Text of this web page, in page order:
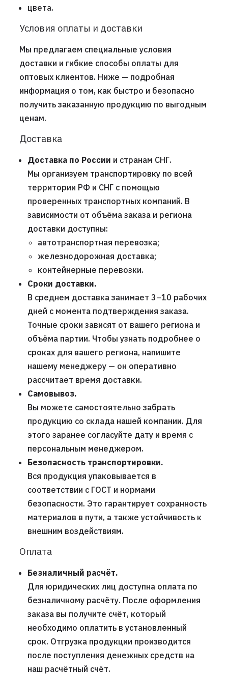
цвета.
Условия оплаты и доставки
Мы предлагаем специальные условия
доставки и гибкие способы оплаты для
оптовых клиентов. Ниже — подробная
информация о том, как быстро и безопасно
получить заказанную продукцию по выгодным
ценам.
Доставка
Доставка по России и странам СНГ.
Мы организуем транспортировку по всей
территории РФ и СНГ с помощью
проверенных транспортных компаний. В
зависимости от объёма заказа и региона
доставки доступны:
автотранспортная перевозка;
железнодорожная доставка;
контейнерные перевозки.
Сроки доставки.
В среднем доставка занимает 3–10 рабочих
дней с момента подтверждения заказа.
Точные сроки зависят от вашего региона и
объёма партии. Чтобы узнать подробнее о
сроках для вашего региона, напишите
нашему менеджеру — он оперативно
рассчитает время доставки.
Самовывоз.
Вы можете самостоятельно забрать
продукцию со склада нашей компании. Для
этого заранее согласуйте дату и время с
персональным менеджером.
Безопасность транспортировки.
Вся продукция упаковывается в
соответствии с ГОСТ и нормами
безопасности. Это гарантирует сохранность
материалов в пути, а также устойчивость к
внешним воздействиям.
Оплата
Безналичный расчёт.
Для юридических лиц доступна оплата по
безналичному расчёту. После оформления
заказа вы получите счёт, который
необходимо оплатить в установленный
срок. Отгрузка продукции производится
после поступления денежных средств на
наш расчётный счёт.